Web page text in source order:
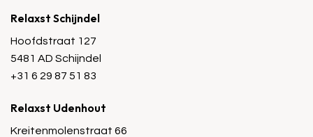
Relaxst Schijndel
Hoofdstraat 127
5481 AD Schijndel
+31 6 29 87 51 83
Relaxst Udenhout
Kreitenmolenstraat 66